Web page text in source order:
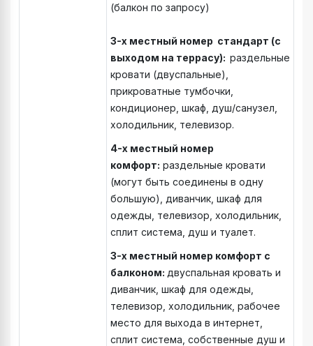
(балкон по запросу)
3-х местный номер стандарт (с
выходом на террасу): раздельные
кровати (двуспальные),
прикроватные тумбочки,
кондиционер, шкаф, душ/санузел,
холодильник, телевизор.
4-х местный номер
комфорт: раздельные кровати
(могут быть соединены в одну
большую), диванчик, шкаф для
одежды, телевизор, холодильник,
сплит система, душ и туалет.
3-х местный номер комфорт с
балконом: двуспальная кровать и
диванчик, шкаф для одежды,
телевизор, холодильник, рабочее
место для выхода в интернет,
сплит система, собственные душ и